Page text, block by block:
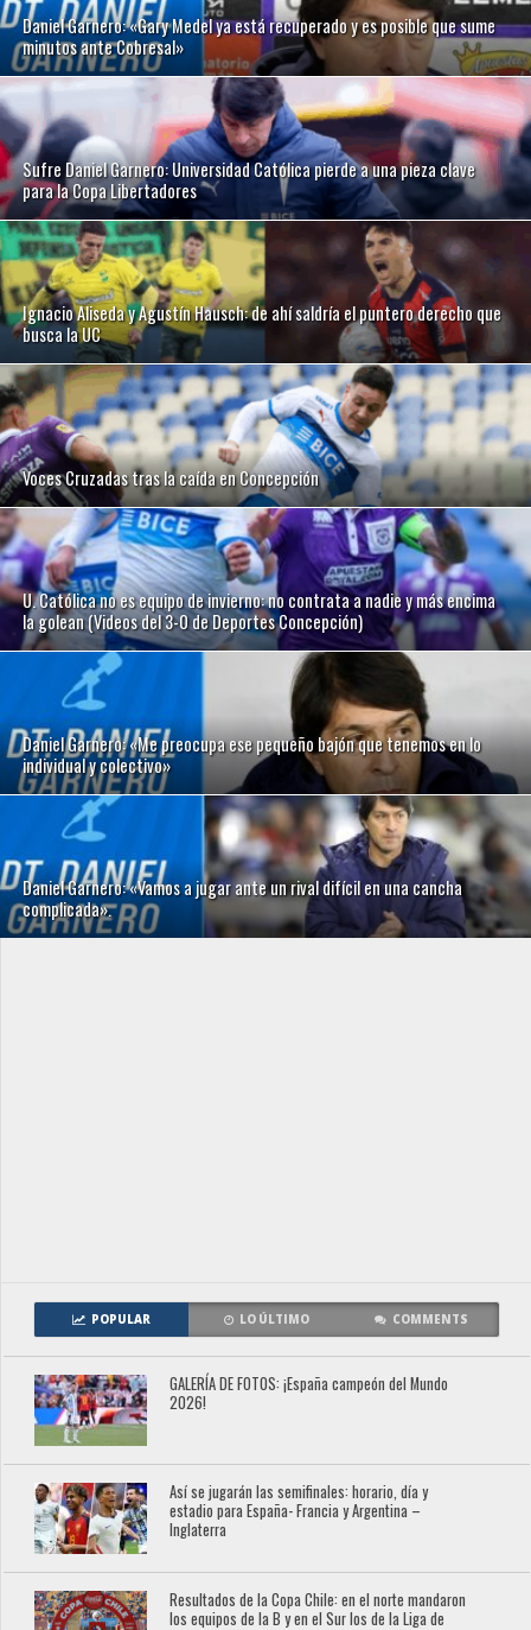
Daniel Garnero: «Gary Medel ya está recuperado y es posible que sume
minutos ante Cobresal»
Sufre Daniel Garnero: Universidad Católica pierde a una pieza clave
para la Copa Libertadores
Ignacio Aliseda y Agustín Hausch: de ahí saldría el puntero derecho que
busca la UC
Voces Cruzadas tras la caída en Concepción
U. Católica no es equipo de invierno: no contrata a nadie y más encima
la golean (Videos del 3-0 de Deportes Concepción)
Daniel Garnero: «Me preocupa ese pequeño bajón que tenemos en lo
individual y colectivo»
Daniel Garnero: «Vamos a jugar ante un rival difícil en una cancha
complicada».
POPULAR LO ÚLTIMO COMMENTS
GALERÍA DE FOTOS: ¡España campeón del Mundo
2026!
Así se jugarán las semifinales: horario, día y
estadio para España- Francia y Argentina –
Inglaterra
Resultados de la Copa Chile: en el norte mandaron
los equipos de la B y en el Sur los de la Liga de